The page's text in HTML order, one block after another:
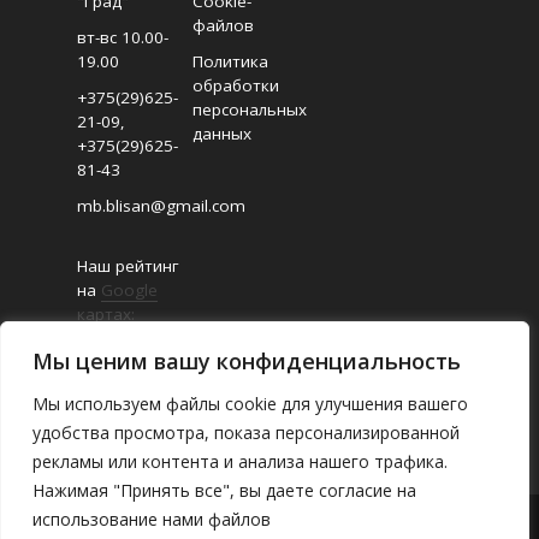
Мы ценим вашу конфиденциальность
Мы используем файлы cookie для улучшения вашего
удобства просмотра, показа персонализированной
рекламы или контента и анализа нашего трафика.
Нажимая "Принять все", вы даете согласие на
использование нами файлов
вт-вс 10.00-
19.00
+375(29)625-
21-09,
+375(29)625-
81-43
mb.blisan@gmail.com
Наш рейтинг
на Google
картах:
(Отзывов:18)
файлов
Политика
обработки
персональных
данных
О магазине / Каталог